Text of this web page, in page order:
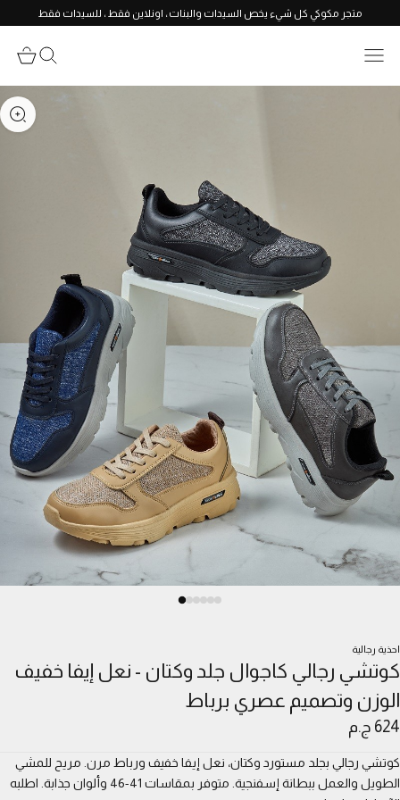
متجر مكوكي كل شيء يخص السيدات والبنات ، اونلاين فقط ، للسيدات فقط
احذية رجالية
كوتشي رجالي كاجوال جلد وكتان - نعل إيفا خفيف
الوزن وتصميم عصري برباط
624 ج.م
كوتشي رجالي بجلد مستورد وكتان، نعل إيفا خفيف ورباط مرن. مريح للمشي
الطويل والعمل ببطانة إسفنجية. متوفر بمقاسات 41-46 وألوان جذابة. اطلبه